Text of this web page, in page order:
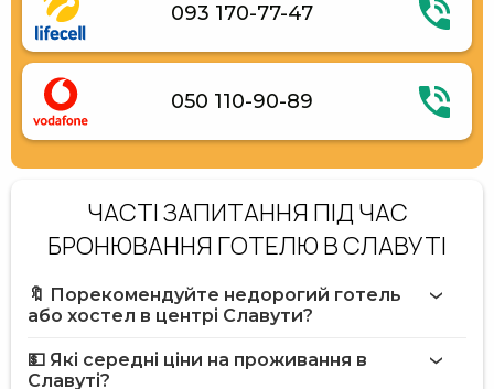
093 170-77-47
050 110-90-89
ЧАСТІ ЗАПИТАННЯ ПІД ЧАС
БРОНЮВАННЯ ГОТЕЛЮ В СЛАВУТІ
🔖 Порекомендуйте недорогий готель
або хостел в центрі Славути?
💵 Які середні ціни на проживання в
Славуті?